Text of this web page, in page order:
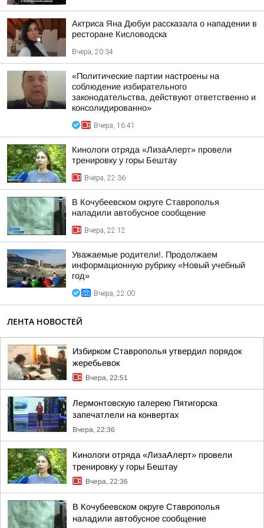
Актриса Яна Дюбуи рассказала о нападении в
ресторане Кисловодска
Вчера, 20:34
«Политические партии настроены на
соблюдение избирательного
законодательства, действуют ответственно и
консолидированно»
Вчера, 16:41
Кинологи отряда «ЛизаАлерт» провели
тренировку у горы Бештау
Вчера, 22:36
В Кочубеевском округе Ставрополья
наладили автобусное сообщение
Вчера, 22:12
Уважаемые родители!. Продолжаем
информационную рубрику «Новый учебный
год»
Вчера, 22:00
ЛЕНТА НОВОСТЕЙ
Избирком Ставрополья утвердил порядок
жеребьевок
Вчера, 22:51
Лермонтовскую галерею Пятигорска
запечатлели на конвертах
Вчера, 22:36
Кинологи отряда «ЛизаАлерт» провели
тренировку у горы Бештау
Вчера, 22:36
В Кочубеевском округе Ставрополья
наладили автобусное сообщение